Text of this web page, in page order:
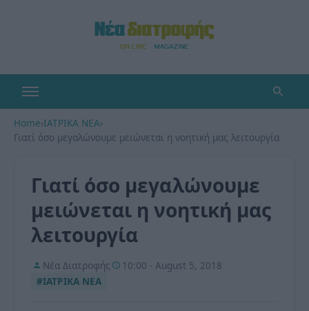
Home›ΙΑΤΡΙΚΑ ΝΕΑ›
Γιατί όσο μεγαλώνουμε μειώνεται η νοητική μας λειτουργία
Γιατί όσο μεγαλώνουμε
μειώνεται η νοητική μας
λειτουργία
Νέα Διατροφής
10:00 - August 5, 2018
#ΙΑΤΡΙΚΑ ΝΕΑ